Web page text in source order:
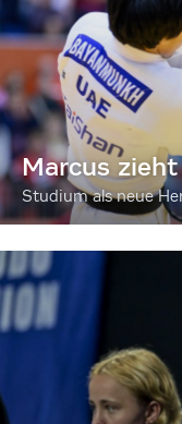
Marcus
Studium als neue